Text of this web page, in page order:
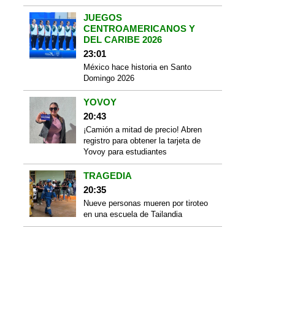
JUEGOS
CENTROAMERICANOS Y
DEL CARIBE 2026
23:01
México hace historia en Santo
Domingo 2026
YOVOY
20:43
¡Camión a mitad de precio! Abren
registro para obtener la tarjeta de
Yovoy para estudiantes
TRAGEDIA
20:35
Nueve personas mueren por tiroteo
en una escuela de Tailandia